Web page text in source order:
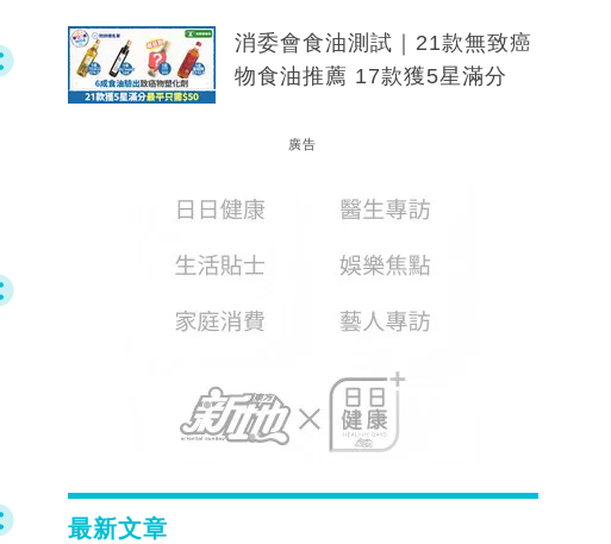
消委會食油測試｜21款無致癌
物食油推薦 17款獲5星滿分
廣告
最新文章